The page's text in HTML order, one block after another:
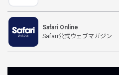
Safari Online
Safari公式ウェブマガジン